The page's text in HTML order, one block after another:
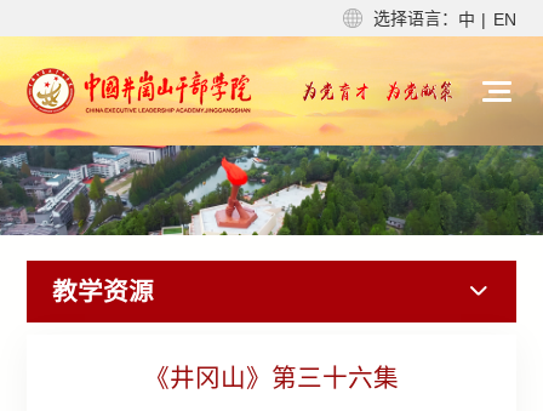
选择语言： 中 | EN
教学资源
《井冈山》第三十六集